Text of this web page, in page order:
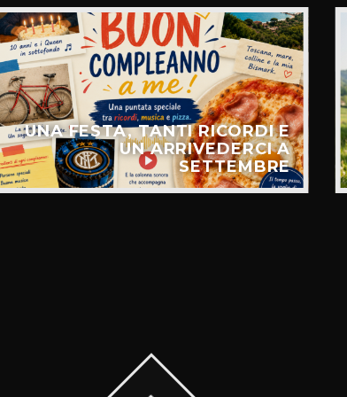
UNA FESTA, TANTI RICORDI E
UN ARRIVEDERCI A
SETTEMBRE